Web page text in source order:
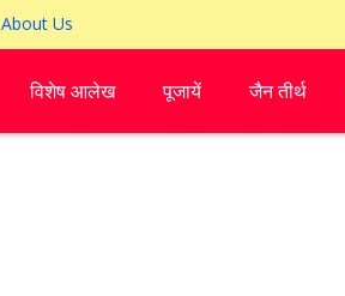
About Us
विशेष आलेख पूजायें जैन तीर्थ